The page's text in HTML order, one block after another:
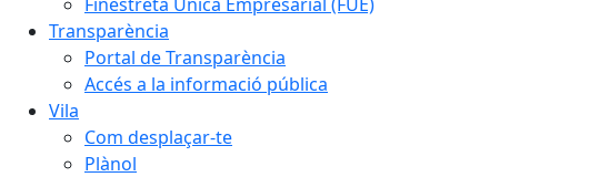
Transparència
Portal de Transparència
Accés a la informació pública
Vila
Com desplaçar-te
Plànol